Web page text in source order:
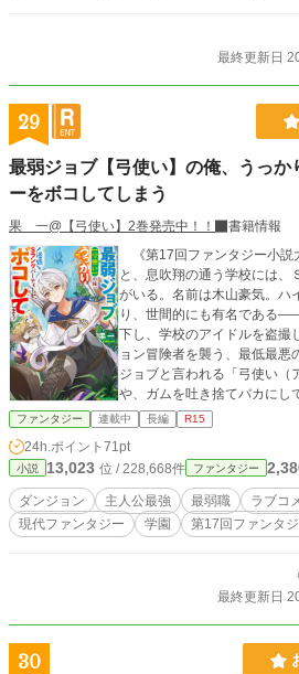
最終更新日
29
最弱ジョブ【弓使い】の俺、うっか
ーをボコしてしまう
果 一@【弓使い】2巻発売中！！
書籍情報
《第17回ファンタジー小説
と、息吹翔の通う学校には、
がいる。名前は木山豪気。ハ
り、世間的にも有名である
下し、学校のアイドルを盗撮
ョン冒険者を襲う、最低最
ジョブと言われる「弓使い（
や、ガムを吐き捨てバカにしてくる始末。
と関わりたくないな」 そう思った矢先、ダンジョン攻略中
に豪気が所属するＳランクパ
答無用で攻撃を受けて―― し
が弓捌きを極め、ＳＳランク
を。 そして、俺も知らない
配信されていて、バズリまく
の作品はフィクションです。
作はカクヨムでも公開してい
ファンタジー 連載中 長編 R15
24h.ポイント 71pt
小説 13,023 位 / 228,668件 ファンタジー
ダンジョン 主人公最強 最弱職 ラブコ
現代ファンタジー
学園 第17回ファンタ
最終更新日
30